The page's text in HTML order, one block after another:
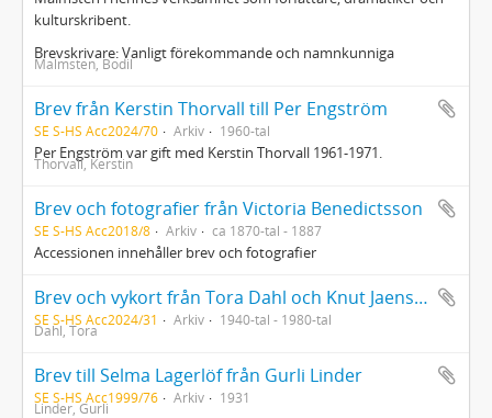
kulturskribent.
Brevskrivare: Vanligt förekommande och namnkunniga
Malmsten, Bodil
Brev från Kerstin Thorvall till Per Engström
SE S-HS Acc2024/70 Arkiv 1960-tal
Per Engström var gift med Kerstin Thorvall 1961-1971.
Thorvall, Kerstin
Brev och fotografier från Victoria Benedictsson
SE S-HS Acc2018/8 Arkiv ca 1870-tal - 1887
Accessionen innehåller brev och fotografier
Brev och vykort från Tora Dahl och Knut Jaensson till Börje och Ulla Cronholm
SE S-HS Acc2024/31 Arkiv 1940-tal - 1980-tal
Dahl, Tora
Brev till Selma Lagerlöf från Gurli Linder
SE S-HS Acc1999/76 Arkiv 1931
Linder, Gurli